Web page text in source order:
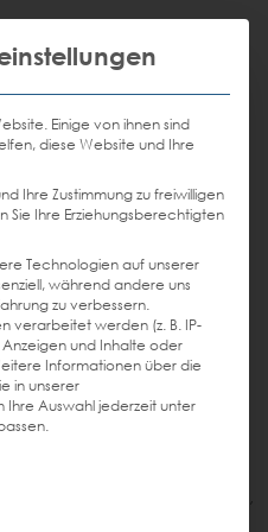
Email
senden
Anrufen
DE
17:Shoppen nach
Home Offices in Hamburg
ersehnte neue Folge
Es führt kein Weg daran
und einer neuen
beim Shoppen verändert,
Einbußen zu kämpfen,
neuen Boom erfahren
Einige von ihnen sind
diese Website und Ihre
Ihre Zustimmung zu freiwilligen
Sie Ihre Erziehungsberechtigten
Technologien auf unserer
während andere uns
zu verbessern.
verarbeitet werden (z. B. IP-
Anzeigen und Inhalte oder
Informationen über die
in unserer
Ihre Auswahl jederzeit unter
Gruppen, für die eine